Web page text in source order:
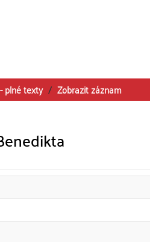
plné texty
Zobrazit záznam